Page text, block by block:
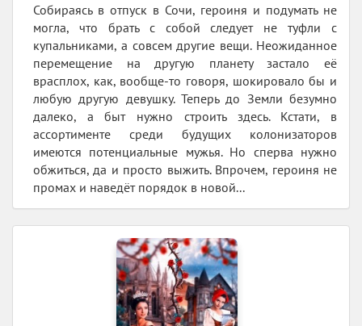
Собираясь в отпуск в Сочи, героиня и подумать не
могла, что брать с собой следует не туфли с
купальниками, а совсем другие вещи. Неожиданное
перемещение на другую планету застало её
врасплох, как, вообще-то говоря, шокировало бы и
любую другую девушку. Теперь до Земли безумно
далеко, а быт нужно строить здесь. Кстати, в
ассортименте среди будущих колонизаторов
имеются потенциальные мужья. Но сперва нужно
обжиться, да и просто выжить. Впрочем, героиня не
промах и наведёт порядок в новой...